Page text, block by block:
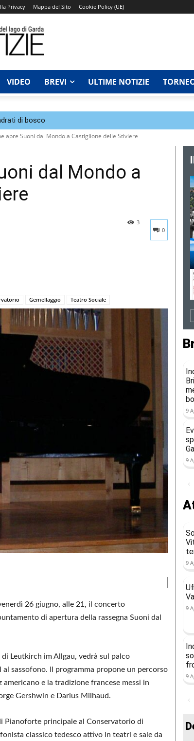
Privacy Mappa del Sito Cookie Policy (UE)
VIDEO BREVI ULTIME NOTIZIE
di bosco
apre Suoni dal Mondo a Castiglione delle Stiviere
dal Mondo a
0
3
Gemellaggio Teatro Sociale
26 giugno, alle 21, il concerto
di apertura della rassegna Suoni dal
Leutkirch im Allgau, vedrà sul palco
sassofono. Il programma propone un percorso
e la tradizione francese messi in
Gershwin e Darius Milhaud.
Pianoforte principale al Conservatorio di
classico tedesco attivo in teatri e sale da
9
9
9
9
9